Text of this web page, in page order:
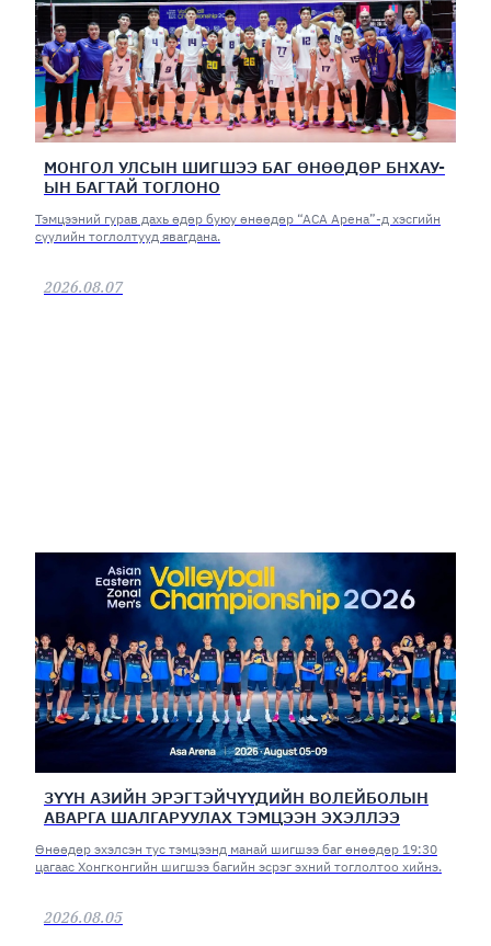
МОНГОЛ УЛСЫН ШИГШЭЭ БАГ ӨНӨӨДӨР БНХАУ-
ЫН БАГТАЙ ТОГЛОНО
Тэмцээний гурав дахь өдөр буюу өнөөдөр “АСА Арена”-д хэсгийн
сүүлийн тоглолтууд явагдана.
2026.08.07
ЗҮҮН АЗИЙН ЭРЭГТЭЙЧҮҮДИЙН ВОЛЕЙБОЛЫН
АВАРГА ШАЛГАРУУЛАХ ТЭМЦЭЭН ЭХЭЛЛЭЭ
Өнөөдөр эхэлсэн тус тэмцээнд манай шигшээ баг өнөөдөр 19:30
цагаас Хонгконгийн шигшээ багийн эсрэг эхний тоглолтоо хийнэ.
2026.08.05